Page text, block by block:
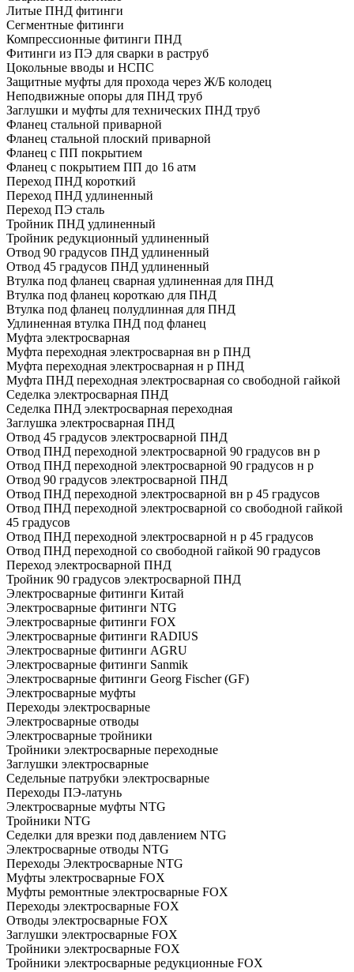
Литые ПНД фитинги
Сегментные фитинги
Компрессионные фитинги ПНД
Фитинги из ПЭ для сварки в раструб
Цокольные вводы и НСПС
Защитные муфты для прохода через Ж/Б колодец
Неподвижные опоры для ПНД труб
Заглушки и муфты для технических ПНД труб
Фланец стальной приварной
Фланец стальной плоский приварной
Фланец с ПП покрытием
Фланец с покрытием ПП до 16 атм
Переход ПНД короткий
Переход ПНД удлиненный
Переход ПЭ сталь
Тройник ПНД удлиненный
Тройник редукционный удлиненный
Отвод 90 градусов ПНД удлиненный
Отвод 45 градусов ПНД удлиненный
Втулка под фланец сварная удлиненная для ПНД
Втулка под фланец короткаю для ПНД
Втулка под фланец полудлинная для ПНД
Удлиненная втулка ПНД под фланец
Муфта электросварная
Муфта переходная электросварная вн р ПНД
Муфта переходная электросварная н р ПНД
Муфта ПНД переходная электросварная со свободной гайкой
Седелка электросварная ПНД
Седелка ПНД электросварная переходная
Заглушка электросварная ПНД
Отвод 45 градусов электросварной ПНД
Отвод ПНД переходной электросварной 90 градусов вн р
Отвод ПНД переходной электросварной 90 градусов н р
Отвод 90 градусов электросварной ПНД
Отвод ПНД переходной электросварной вн р 45 градусов
Отвод ПНД переходной электросварной со свободной гайкой
45 градусов
Отвод ПНД переходной электросварной н р 45 градусов
Отвод ПНД переходной со свободной гайкой 90 градусов
Переход электросварной ПНД
Тройник 90 градусов электросварной ПНД
Электросварные фитинги Китай
Электросварные фитинги NTG
Электросварные фитинги FOX
Электросварные фитинги RADIUS
Электросварные фитинги AGRU
Электросварные фитинги Sanmik
Электросварные фитинги Georg Fischer (GF)
Электросварные муфты
Переходы электросварные
Электросварные отводы
Электросварные тройники
Тройники электросварные переходные
Заглушки электросварные
Седельные патрубки электросварные
Переходы ПЭ-латунь
Электросварные муфты NTG
Тройники NTG
Седелки для врезки под давлением NTG
Электросварные отводы NTG
Переходы Электросварные NTG
Муфты электросварные FOX
Муфты ремонтные электросварные FOX
Переходы электросварные FOX
Отводы электросварные FOX
Заглушки электросварные FOX
Тройники электросварные FOX
Тройники электросварные редукционные FOX